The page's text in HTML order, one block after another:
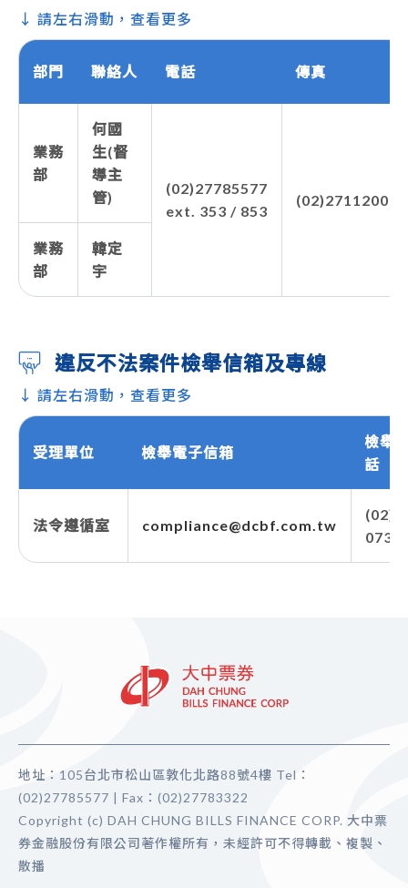
↓ 請左右滑動，查看更多
部門 聯絡人 電話 傳真
業務
部
何國
生(督
導主
管)
(02)27785577
ext. 353 / 853
(02)27112000
業務
部
韓定
宇
違反不法案件檢舉信箱及專線
↓ 請左右滑動，查看更多
受理單位 檢舉電子信箱
檢舉
話
法令遵循室 compliance@dcbf.com.tw
0738
地址：105台北市松山區敦化北路88號4樓 Tel：
(02)27785577 | Fax：(02)27783322
Copyright (c) DAH CHUNG BILLS FINANCE CORP. 大中票
券金融股份有限公司著作權所有，未經許可不得轉載、複製、
散播